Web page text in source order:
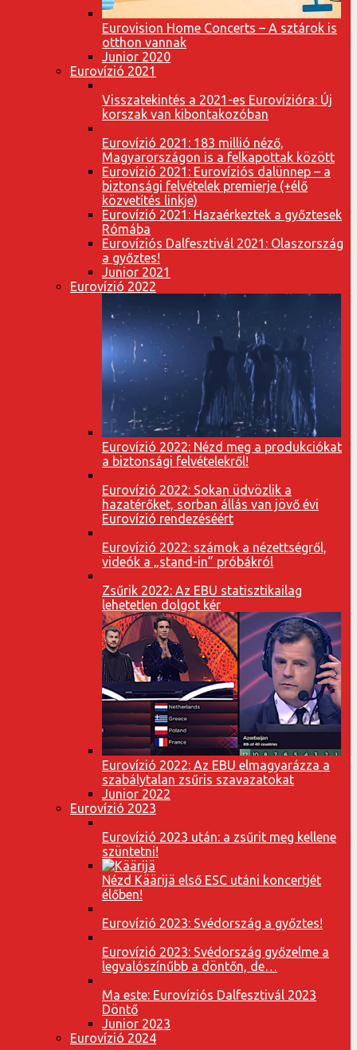
Eurovision Home Concerts – A sztárok is
otthon vannak
Junior 2020
Eurovízió 2021
Visszatekintés a 2021-es Eurovízióra: Új
korszak van kibontakozóban
Eurovízió 2021: 183 millió néző,
Magyarországon is a felkapottak között
Eurovízió 2021: Eurovíziós dalünnep – a
biztonsági felvételek premierje (+élő
közvetítés linkje)
Eurovízió 2021: Hazaérkeztek a győztesek
Rómába
Eurovíziós Dalfesztivál 2021: Olaszország
a győztes!
Junior 2021
Eurovízió 2022
Eurovízió 2022: Nézd meg a produkciókat
a biztonsági felvételekről!
Eurovízió 2022: Sokan üdvözlik a
hazatérőket, sorban állás van jövő évi
Eurovízió rendezéséért
Eurovízió 2022: számok a nézettségről,
videók a „stand-in” próbákról
Zsűrik 2022: Az EBU statisztikailag
lehetetlen dolgot kér
Eurovízió 2022: Az EBU elmagyarázza a
szabálytalan zsűris szavazatokat
Junior 2022
Eurovízió 2023
Eurovízió 2023 után: a zsűrit meg kellene
szüntetni!
Nézd Käärijä első ESC utáni koncertjét
élőben!
Eurovízió 2023: Svédország a győztes!
Eurovízió 2023: Svédország győzelme a
legvalószínűbb a döntőn, de…
Ma este: Eurovíziós Dalfesztivál 2023
Döntő
Junior 2023
Eurovízió 2024